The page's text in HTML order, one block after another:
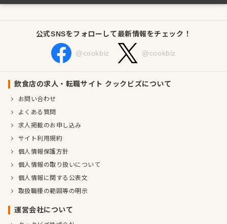
公式SNSをフォローして最新情報をチェック！
@cookbiz @cookbiz
飲食店の求人・転職サイト クックビズについて
お問い合わせ
よくある質問
求人掲載のお申し込み
サイト利用規約
個人情報保護方針
個人情報の取り扱いについて
個人情報に関する公表文
取扱職種の範囲等の明示
運営会社について